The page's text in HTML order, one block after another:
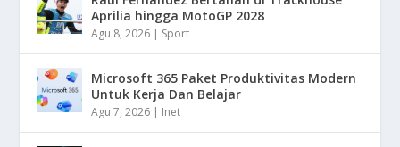
Aprilia hingga MotoGP 2028
Agu 8, 2026 | Sport
Microsoft 365 Paket Produktivitas Modern
Untuk Kerja Dan Belajar
Agu 7, 2026 | Inet